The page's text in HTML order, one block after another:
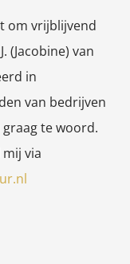
om vrijblijvend
(Jacobine) van
in
van bedrijven
te woord.
via